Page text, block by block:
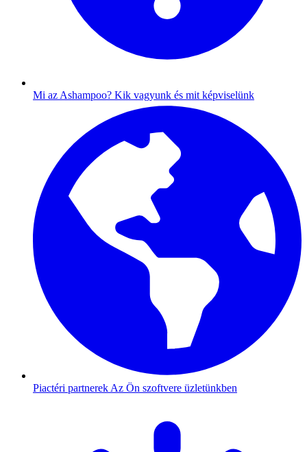
Mi az Ashampoo? Kik vagyunk és mit képviselünk
Piactéri partnerek Az Ön szoftvere üzletünkben